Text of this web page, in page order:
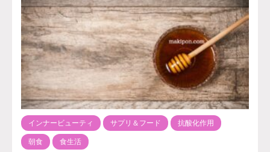
インナービューティ サプリ＆フード 抗酸化作用
朝食 食生活